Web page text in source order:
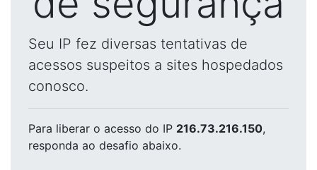
Seu IP fez diversas tentativas de
acessos suspeitos a sites hospedados
conosco.
Para liberar o acesso do IP 216.73.216.150,
responda ao desafio abaixo.